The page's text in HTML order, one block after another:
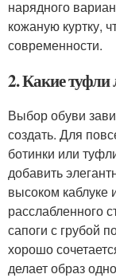
нарядного
кожаную куртку,
современности.
2. Какие
Выбор обуви
создать. Для
ботинки или
добавить
высоком каблуке
расслабленного
сапоги с грубой
хорошо
делает образ